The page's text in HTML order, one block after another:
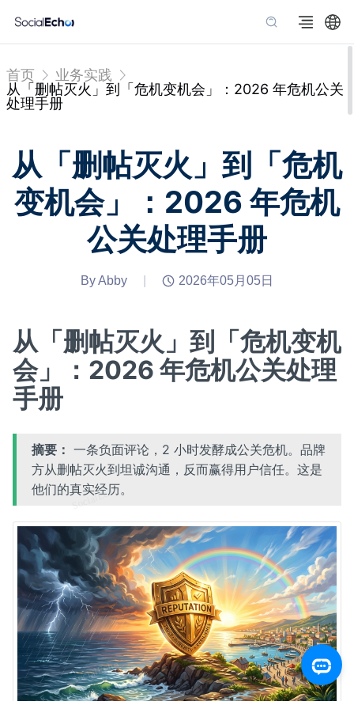
首页
业务实践
从「删帖灭火」到「危机变机会」：2026 年危机公关
处理手册
从「删帖灭火」到「危机
变机会」：2026 年危机
公关处理手册
By Abby 2026年05月05日
从「删帖灭火」到「危机变机
会」：2026 年危机公关处理
手册
摘要： 一条负面评论，2 小时发酵成公关危机。品牌
方从删帖灭火到坦诚沟通，反而赢得用户信任。这是
他们的真实经历。